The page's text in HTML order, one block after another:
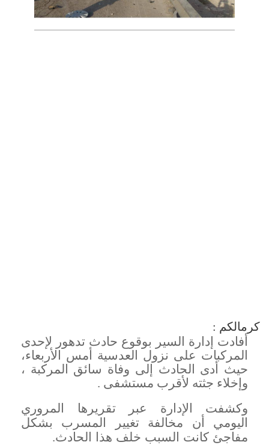
كرمالكم :
أفادت إدارة السير بوقوع حادث تدهور لإحدى
المركبات على نزول العدسية أمس الأربعاء،
حيث أدى الحادث إلى وفاة سائق المركبة ،
وإخلاء جثته لأقرب مستشفى .
وكشفت الإدارة عبر تقريرها المروري
اليومي أن مخالفة تغيير المسرب بشكل
مفاجئ كانت السبب خلف هذا الحادث.